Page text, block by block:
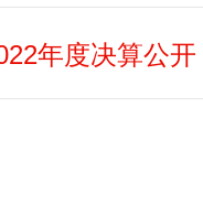
年度决算公开